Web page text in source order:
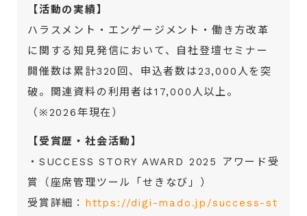
【活動の実績】
ハラスメント・エンゲージメント・働き方改革
に関する知見発信において、自社登壇セミナー
開催数は累計320回、申込者数は23,000人を突
破。関連資料の利用者は17,000人以上。
（※2026年現在）
【受賞歴・社会活動】
・SUCCESS STORY AWARD 2025 アワード受
賞（座席管理ツール「せきなび」）
受賞詳細： https://digi-mado.jp/success-st